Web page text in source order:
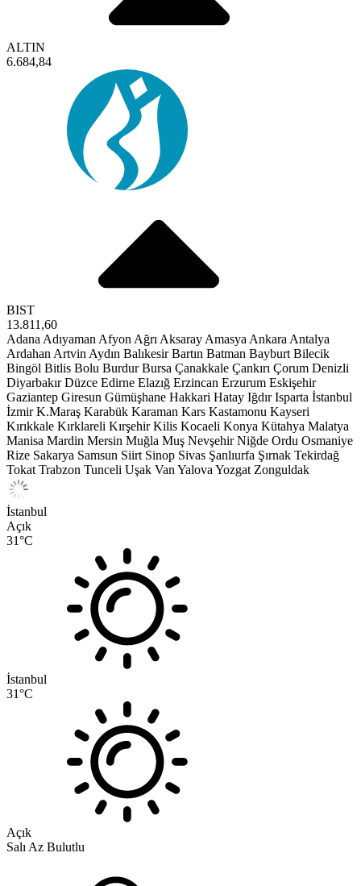
ALTIN
6.684,84
BIST
13.811,60
Adana Adıyaman Afyon Ağrı Aksaray Amasya Ankara Antalya
Ardahan Artvin Aydın Balıkesir Bartın Batman Bayburt Bilecik
Bingöl Bitlis Bolu Burdur Bursa Çanakkale Çankırı Çorum Denizli
Diyarbakır Düzce Edirne Elazığ Erzincan Erzurum Eskişehir
Gaziantep Giresun Gümüşhane Hakkari Hatay Iğdır Isparta İstanbul
İzmir K.Maraş Karabük Karaman Kars Kastamonu Kayseri
Kırıkkale Kırklareli Kırşehir Kilis Kocaeli Konya Kütahya Malatya
Manisa Mardin Mersin Muğla Muş Nevşehir Niğde Ordu Osmaniye
Rize Sakarya Samsun Siirt Sinop Sivas Şanlıurfa Şırnak Tekirdağ
Tokat Trabzon Tunceli Uşak Van Yalova Yozgat Zonguldak
İstanbul
Açık
31°C
İstanbul
31°C
Açık
Salı Az Bulutlu